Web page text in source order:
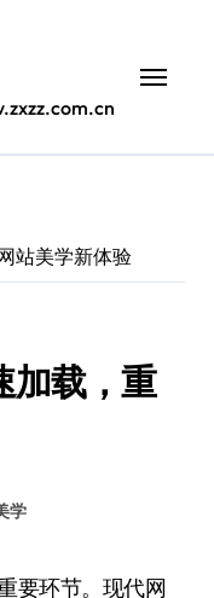
站美学新体验
加载，重
学